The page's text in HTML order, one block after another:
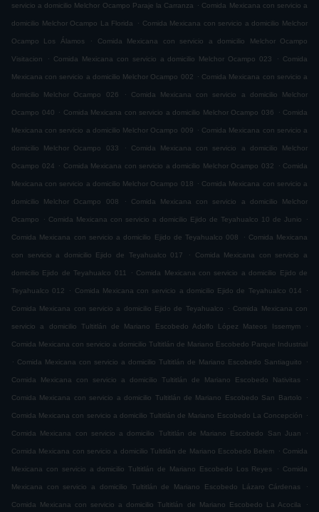
servicio a domicilio Melchor Ocampo Paraje la Carranza . Comida Mexicana con servicio a
domicilio Melchor Ocampo La Florida . Comida Mexicana con servicio a domicilio Melchor
Ocampo Los Álamos . Comida Mexicana con servicio a domicilio Melchor Ocampo
Visitacion . Comida Mexicana con servicio a domicilio Melchor Ocampo 023 . Comida
Mexicana con servicio a domicilio Melchor Ocampo 002 . Comida Mexicana con servicio a
domicilio Melchor Ocampo 026 . Comida Mexicana con servicio a domicilio Melchor
Ocampo 040 . Comida Mexicana con servicio a domicilio Melchor Ocampo 036 . Comida
Mexicana con servicio a domicilio Melchor Ocampo 009 . Comida Mexicana con servicio a
domicilio Melchor Ocampo 033 . Comida Mexicana con servicio a domicilio Melchor
Ocampo 024 . Comida Mexicana con servicio a domicilio Melchor Ocampo 032 . Comida
Mexicana con servicio a domicilio Melchor Ocampo 018 . Comida Mexicana con servicio a
domicilio Melchor Ocampo 008 . Comida Mexicana con servicio a domicilio Melchor
Ocampo . Comida Mexicana con servicio a domicilio Ejido de Teyahualco 10 de Junio .
Comida Mexicana con servicio a domicilio Ejido de Teyahualco 008 . Comida Mexicana
con servicio a domicilio Ejido de Teyahualco 017 . Comida Mexicana con servicio a
domicilio Ejido de Teyahualco 011 . Comida Mexicana con servicio a domicilio Ejido de
Teyahualco 012 . Comida Mexicana con servicio a domicilio Ejido de Teyahualco 014 .
Comida Mexicana con servicio a domicilio Ejido de Teyahualco . Comida Mexicana con
servicio a domicilio Tultitlán de Mariano Escobedo Adolfo López Mateos Issemym .
Comida Mexicana con servicio a domicilio Tultitlán de Mariano Escobedo Parque Industrial
. Comida Mexicana con servicio a domicilio Tultitlán de Mariano Escobedo Santiaguito .
Comida Mexicana con servicio a domicilio Tultitlán de Mariano Escobedo Nativitas .
Comida Mexicana con servicio a domicilio Tultitlán de Mariano Escobedo San Bartolo .
Comida Mexicana con servicio a domicilio Tultitlán de Mariano Escobedo La Concepción .
Comida Mexicana con servicio a domicilio Tultitlán de Mariano Escobedo San Juan .
Comida Mexicana con servicio a domicilio Tultitlán de Mariano Escobedo Belem . Comida
Mexicana con servicio a domicilio Tultitlán de Mariano Escobedo Los Reyes . Comida
Mexicana con servicio a domicilio Tultitlán de Mariano Escobedo Lázaro Cárdenas .
Comida Mexicana con servicio a domicilio Tultitlán de Mariano Escobedo La Acocila .